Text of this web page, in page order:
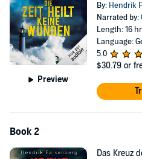
©2015 Amazon EU S.à r.l. (P)2017
Preview
By: Hendrik
Narrated by:
Length: 16
Language:
5.0
$30.79 or
Book 2
Das Kreuz